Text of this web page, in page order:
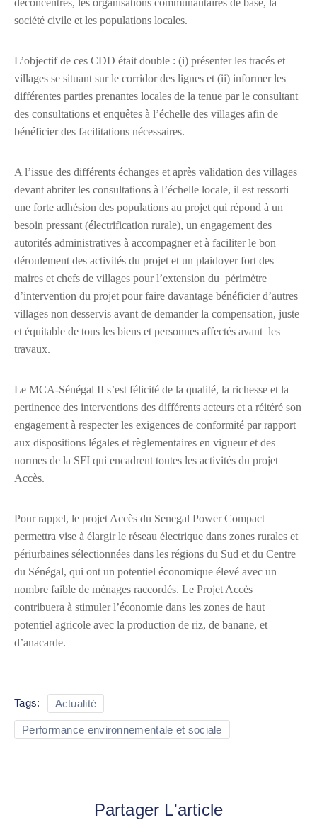
société civile et les populations locales.
L’objectif de ces CDD était double : (i) présenter les tracés et
villages se situant sur le corridor des lignes et (ii) informer les
différentes parties prenantes locales de la tenue par le consultant
des consultations et enquêtes à l’échelle des villages afin de
bénéficier des facilitations nécessaires.
A l’issue des différents échanges et après validation des villages
devant abriter les consultations à l’échelle locale, il est ressorti
une forte adhésion des populations au projet qui répond à un
besoin pressant (électrification rurale), un engagement des
autorités administratives à accompagner et à faciliter le bon
déroulement des activités du projet et un plaidoyer fort des
maires et chefs de villages pour l’extension du périmètre
d’intervention du projet pour faire davantage bénéficier d’autres
villages non desservis avant de demander la compensation, juste
et équitable de tous les biens et personnes affectés avant les
travaux.
Le MCA-Sénégal II s’est félicité de la qualité, la richesse et la
pertinence des interventions des différents acteurs et a réitéré son
engagement à respecter les exigences de conformité par rapport
aux dispositions légales et règlementaires en vigueur et des
normes de la SFI qui encadrent toutes les activités du projet
Accès.
Pour rappel, le projet Accès du Senegal Power Compact
permettra vise à élargir le réseau électrique dans zones rurales et
périurbaines sélectionnées dans les régions du Sud et du Centre
du Sénégal, qui ont un potentiel économique élevé avec un
nombre faible de ménages raccordés. Le Projet Accès
contribuera à stimuler l’économie dans les zones de haut
potentiel agricole avec la production de riz, de banane, et
d’anacarde.
Tags: Actualité
Performance environnementale et sociale
Partager L'article